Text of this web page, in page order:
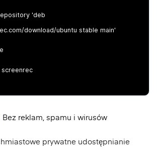
'deb
download/ubuntu stable main'
Bez reklam, spamu i wirusów
prywatne udostępnianie